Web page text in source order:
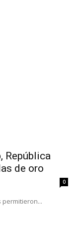
República
de oro
0